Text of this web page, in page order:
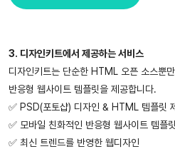
3. 디자인키트에서 제공하는 서비스
디자인키트는 단순한 HTML 오픈 소스뿐
반응형 웹사이트 템플릿을 제공합니다.
✅ PSD(포토샵) 디자인 & HTML 템플릿
✅ 모바일 친화적인 반응형 웹사이트 템플
✅ 최신 트렌드를 반영한 웹디자인